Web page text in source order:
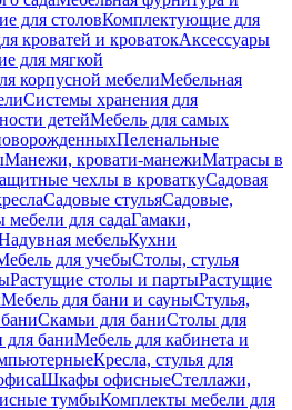
для столовКомплектующие для
кроватей и кроватокАксессуары
для мягкой
корпусной мебелиМебельная
Системы хранения для
детейМебель для самых
Пеленальные
Манежи, кровати-манежиМатрасы в
чехлы в кроваткуСадовая
Садовые стульяСадовые,
для садаГамаки,
мебельКухни
для учебыСтолы, стулья
Растущие столы и партыРастущие
Мебель для бани и сауныСтулья,
Скамьи для баниСтолы для
для баниМебель для кабинета и
Кресла, стулья для
Шкафы офисныеСтеллажи,
тумбыКомплекты мебели для